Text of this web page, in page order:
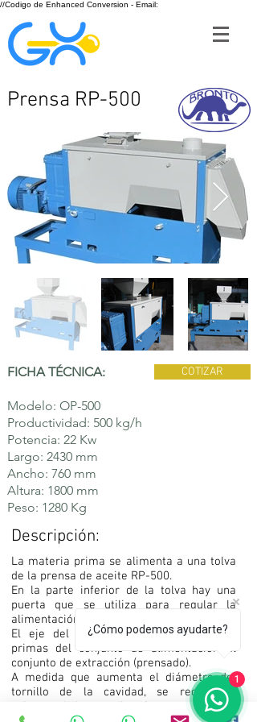
//Codigo de Enhanced Conversion - Email:
Prensa RP-500
FICHA TÉCNICA:
Modelo: OP-500
Productividad: 500 kg/h
Potencia: 22 Kw
Largo: 2430 mm
Ancho: 760 mm
Altura: 1800 mm
Peso: 1280 Kg
COTIZAR
Descripción:
La materia prima se alimenta a una tolva
de la prensa de aceite RP-500.
En la parte inferior de la tolva hay una
puerta que se utiliza para regular la
alimentación de materia prima.
El eje del tornillo mueve las materias
primas del conjunto de alimentación al
conjunto de extracción (prensado).
A medida que aumenta el diámetro del
tornillo de la cavidad, se reduce el
volumen de la materia prima.
¿Cómo podemos ayudarte?
1